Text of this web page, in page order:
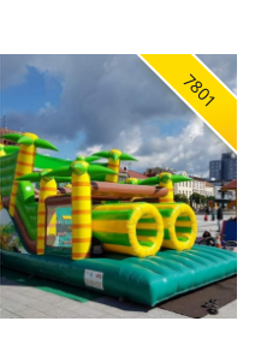
7801